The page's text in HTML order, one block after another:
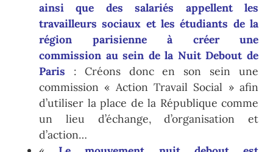
ainsi que des salariés appellent les
travailleurs sociaux et les étudiants de la
région parisienne à créer une
commission au sein de la Nuit Debout de
Paris : Créons donc en son sein une
commission « Action Travail Social » afin
d’utiliser la place de la République comme
un lieu d’échange, d’organisation et
d’action…